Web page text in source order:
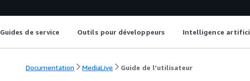
Guides de service Outils pour développeurs Intelligence
Documentation MediaLive Guide de l’utilisateur